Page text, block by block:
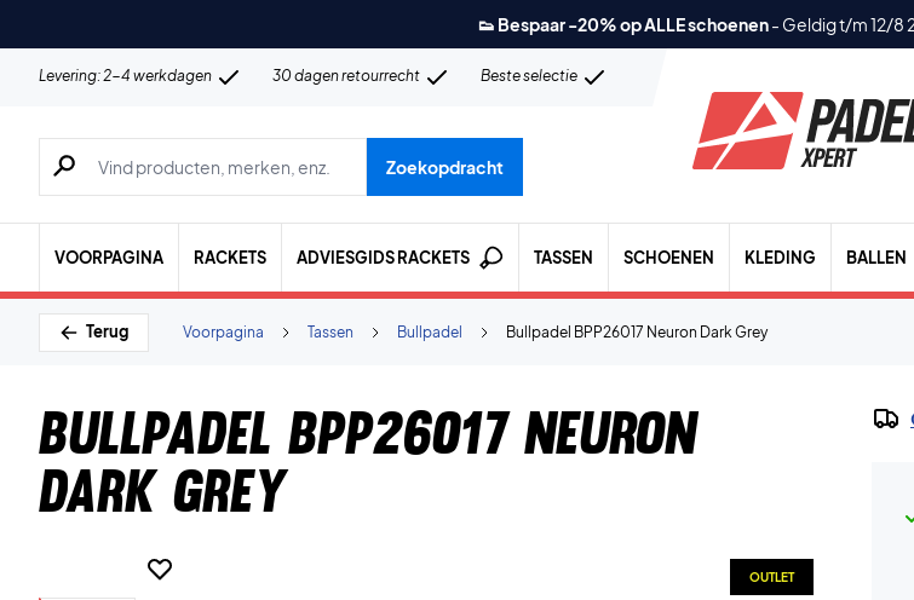
👟 Bespaar -20% op ALLE schoenen- Geldig t/m 12/8
Levering: 2-4 werkdagen 30 dagen retourrecht Beste selectie
Zoeken naar producten, merken etc.
Zoekopdracht
VOORPAGINA RACKETS ADVIESGIDS RACKETS TASSEN SCHOENEN KLEDING BALLEN
Terug Bullpadel BPP26017 Neuron Dark Grey
Bullpadel
Tassen
Voorpagina
Bullpadel BPP26017 Neuron
Dark Grey
OUTLET